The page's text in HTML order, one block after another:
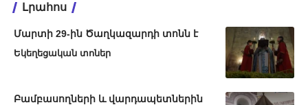
Լրահոս
Մարտի 29-ին Ծաղկազարդի տոնն է
Եկեղեցական տոներ
Բամբասողների և վարդապետներին